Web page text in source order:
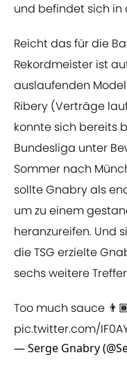
und befindet sich in
Reicht das für die
Rekordmeister ist
auslaufenden
Ribery (Verträge
konnte sich bereits
Bundesliga unter
Sommer nach
sollte Gnabry als
um zu einem
heranzureifen. Und
die TSG erzielte
sechs weitere
Too much sauce
pic.twitter.com/
— Serge Gnabry